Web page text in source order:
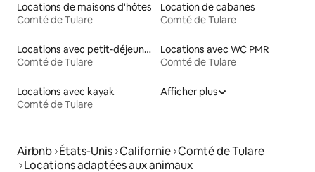
Locations de maisons d'hôtes
Comté de Tulare
Location de cabanes
Comté de Tulare
Locations avec petit-déjeuner
Comté de Tulare
Locations avec WC PMR
Comté de Tulare
Locations avec kayak
Comté de Tulare
Afficher plus
Airbnb États-Unis Californie Comté de Tulare
Locations adaptées aux animaux